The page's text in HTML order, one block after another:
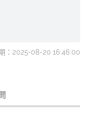
：2025-08-20 16:46:00